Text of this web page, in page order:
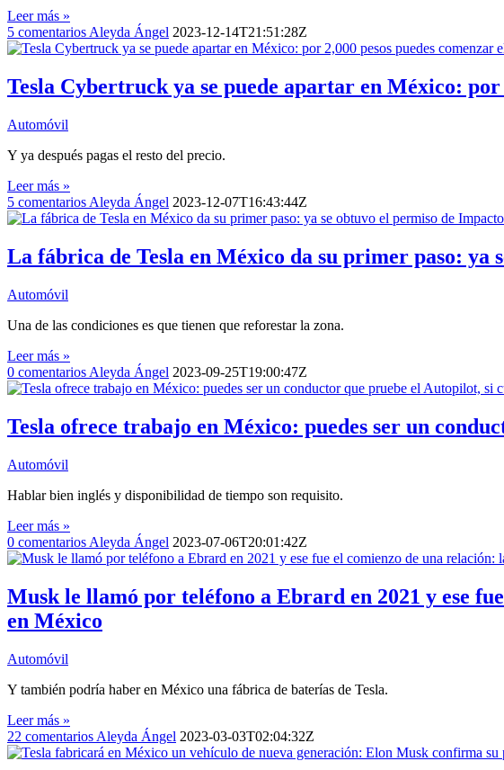
Leer más »
5 comentarios Aleyda Ángel 2023-12-14T21:51:28Z
Tesla Cybertruck ya se puede apartar en México: por
Automóvil
Y ya después pagas el resto del precio.
Leer más »
5 comentarios Aleyda Ángel 2023-12-07T16:43:44Z
La fábrica de Tesla en México da su primer paso:
Automóvil
Una de las condiciones es que tienen que reforestar la zona.
Leer más »
0 comentarios Aleyda Ángel 2023-09-25T19:00:47Z
Tesla ofrece trabajo en México: puedes ser un
Automóvil
Hablar bien inglés y disponibilidad de tiempo son requisito.
Leer más »
0 comentarios Aleyda Ángel 2023-07-06T20:01:42Z
Musk le llamó por teléfono a Ebrard en 2021 y ese
en México
Automóvil
Y también podría haber en México una fábrica de baterías de Tesla.
Leer más »
22 comentarios Aleyda Ángel 2023-03-03T02:04:32Z